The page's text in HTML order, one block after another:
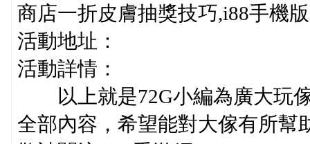
商店一折皮膚抽獎技巧,i88手機
活動地址：
活動詳情：
以上就是72G小編為廣大玩傢
全部內容，希望能對大傢有所幫